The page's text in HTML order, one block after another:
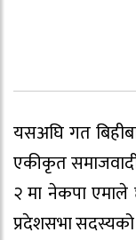
यसअघि गत
एकीकृत
२ मा नेकपा
प्रदेशसभा